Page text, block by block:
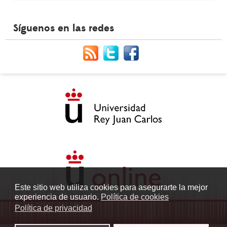
Este sitio web utiliza cookies para asegurarte la mejor
experiencia de usuario. Política de cookies
Política de privacidad
Síguenos en las redes